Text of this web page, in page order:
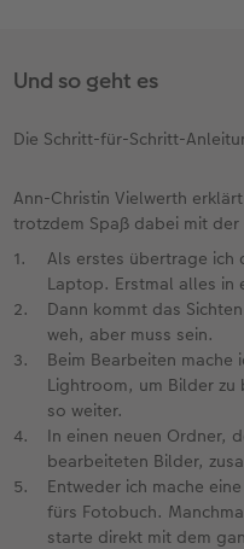
Und so geht es
Die Schritt-für-Schritt-
Ann-Christin Vielwerth
trotzdem Spaß dabei mit der
Als erstes übertrage ich
Laptop. Erstmal alles in
Dann kommt das
weh, aber muss sein.
Beim Bearbeiten mache
Lightroom, um Bilder
so weiter.
In einen neuen Ordner,
bearbeiteten Bilder,
Entweder ich mache
fürs Fotobuch.
starte direkt mit dem